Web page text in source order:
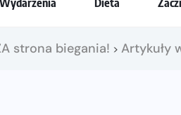
Wydarzenia Dieta
strona biegania! > Artykuły